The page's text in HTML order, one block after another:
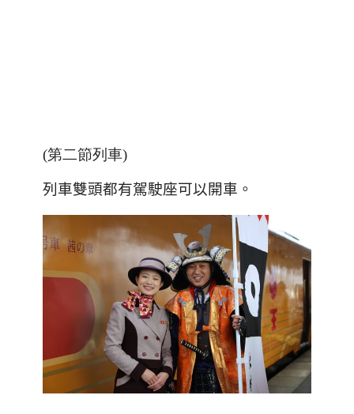
(第二節列車)
列車雙頭都有駕駛座可以開車 。